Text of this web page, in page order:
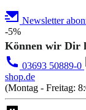
Newsletter
-5%
Können wir Dir
03693 50889-0
shop.de
(Montag - Freitag: